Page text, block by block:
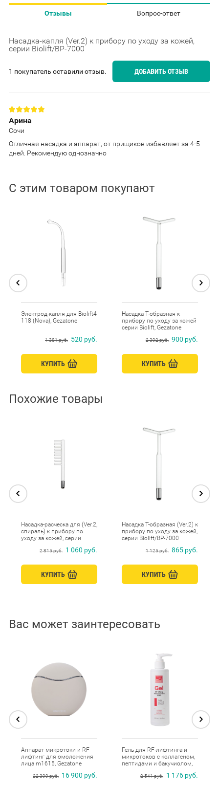
Отзывы Вопрос-ответ
Насадка-капля (Ver.2) к прибору по уходу за кожей,
серии Biolift/BP-7000
1 покупатель оставили отзыв. ДОБАВИТЬ ОТЗЫВ
Арина
Сочи
Отличная насадка и аппарат, от прищиков избавляет за 4-5
дней. Рекомендую однозначно
С этим товаром покупают
Электрод-капля для Biolift4
118 (Nova), Gezatone
1 381 руб. 520 руб.
КУПИТЬ
Насадка Т-образная к
прибору по уходу за кожей
серии Biolift, Gezatone
2 392 руб. 900 руб.
КУПИТЬ
Похожие товары
Насадка-расческа для (Ver.2,
спираль) к прибору по
уходу за кожей, серии
2 815 руб. 1 060 руб.
КУПИТЬ
Насадка Т-образная (Ver.2) к
прибору по уходу за кожей,
серии Biolift/BP-7000
1 125 руб. 865 руб.
КУПИТЬ
Вас может заинтересовать
Аппарат микротоки и RF
лифтинг для омоложения
лица m1615, Gezatone
22 399 руб. 16 900 руб.
Гель для RF-лифтинга и
микротоков с коллагеном,
пептидами и бакучиолом,
2 541 руб. 1 176 руб.